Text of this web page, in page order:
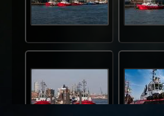
Events
Kajak
Parks